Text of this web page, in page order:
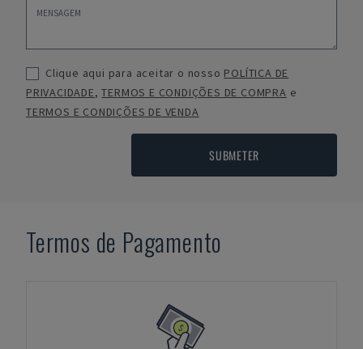
Clique aqui para aceitar o nosso POLÍTICA DE
PRIVACIDADE,TERMOS E CONDIÇÕES DE COMPRA e
TERMOS E CONDIÇÕES DE VENDA
SUBMETER
Termos de Pagamento